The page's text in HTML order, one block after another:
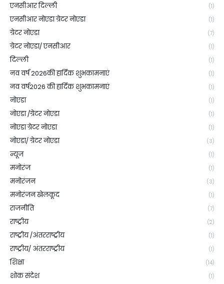
एनसीआर दिल्ली (1)
एनसीआर नोएडा ग्रेटर नोएडा (1)
ग्रेटर नोएडा (7)
ग्रेटर नोएडा/ एनसीआर (1)
दिल्ली (1)
नव वर्ष 2026की हार्दिक शुभकामनाएं (1)
नव वर्ष2026 की हार्दिक शुभकामनाएं (1)
नोएडा (1)
नोएडा /ग्रेटर नोएडा (1)
नोएडा ग्रेटर नोएडा (1)
नोएडा/ ग्रेटर नोएडा (3)
न्यूज (1)
मनोरंज (1)
मनोरंजन (3)
मनोरंजन खेलकूद (1)
राजनीति (7)
राष्ट्रीय (2)
राष्ट्रीय /अंतरराष्ट्रीय (1)
राष्ट्रीय/ अंतरराष्ट्रीय (1)
शिक्षा (14)
शोक संदेश (1)